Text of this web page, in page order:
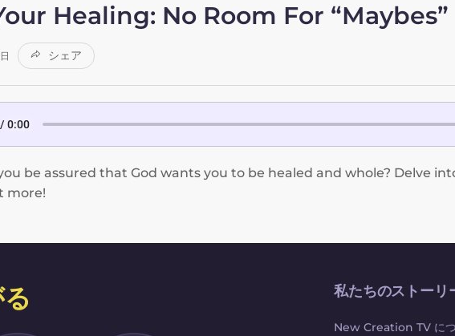
Healing: No Room For “Maybes”
シェア
be assured that God wants you to be healed and whole? Delve
more!
私たちのストーリ
New Creation TV に